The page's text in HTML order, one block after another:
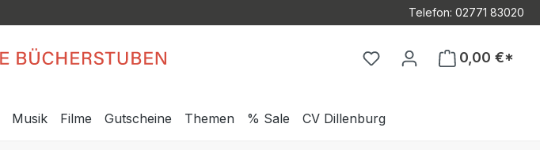
Telefon: 02771 83020
Du hast 0 Produkte auf
0,00 €*
Musik Filme Gutscheine Themen % Sale CV Dillenburg